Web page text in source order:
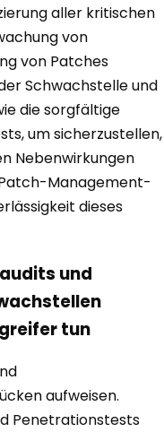
aller kritischen
von
von Patches
Schwachstelle und
die sorgfältige
um sicherzustellen,
Nebenwirkungen
Management-
dieses
und
tun
aufweisen.
Penetrationstests